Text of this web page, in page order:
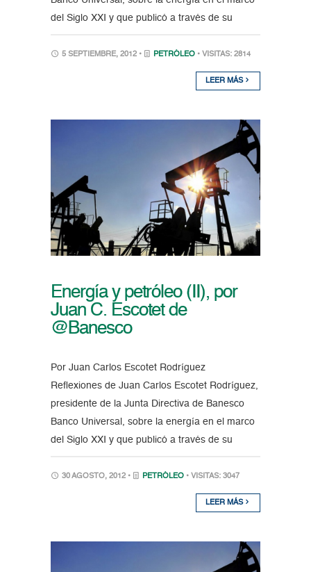
del Siglo XXI y que publicó a través de su
5 SEPTIEMBRE, 2012 • PETRÓLEO • VISITAS: 2814
LEER MÁS
Energía y petróleo (II), por
Juan C. Escotet de
@Banesco
Por Juan Carlos Escotet Rodríguez
Reflexiones de Juan Carlos Escotet Rodríguez,
presidente de la Junta Directiva de Banesco
Banco Universal, sobre la energía en el marco
del Siglo XXI y que publicó a través de su
30 AGOSTO, 2012 • PETRÓLEO • VISITAS: 3047
LEER MÁS